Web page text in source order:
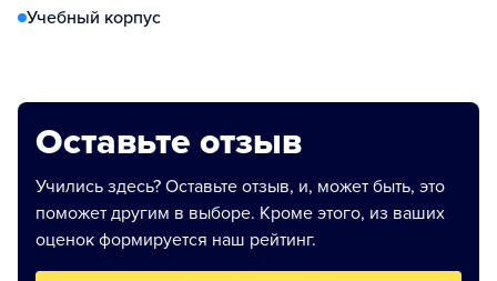
Учебный корпус
Оставьте отзыв
Учились здесь? Оставьте отзыв, и, может быть, это
поможет другим в выборе. Кроме этого, из ваших
оценок формируется наш рейтинг.